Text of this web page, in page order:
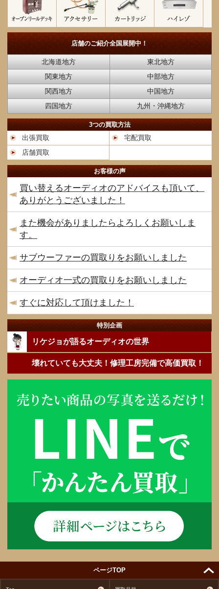
店舗のご紹介全国展開中！
北海道地方
東北地方
関東地方
中部地方
関西地方
中国地方
四国地方
九州・沖縄地方
3つの買取方法
出張買取
宅配買取
店舗買取
お客様の声
買い替えるオーディオのアドバイスも頂いて、
ありがとうございました！
また機会がありましたらよろしくお願いしま
す。
サブウーファーの買取りをお願いしました
オーディオ一式の買取りをお願いしました
すぐに対応して頂けました！
特別企画
リケジョが語るオーディオの世界
壊れていても大丈夫！修理工房完備で高価買取！
ページTOP